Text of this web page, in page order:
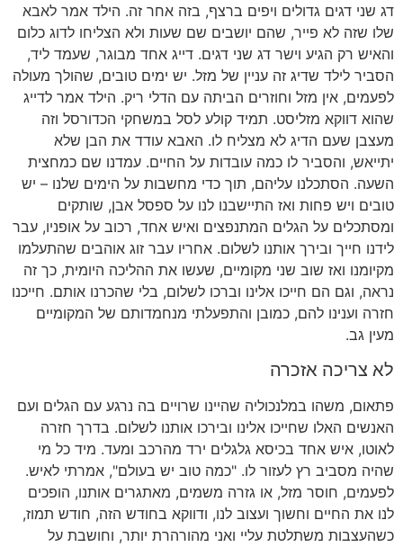
דג שני דגים גדולים ויפים ברצף, בזה אחר זה. הילד אמר לאבא
שלו שזה לא פייר, שהם יושבים שם שעות ולא הצליחו לדוג כלום
והאיש רק הגיע וישר דג שני דגים. דייג אחד מבוגר, שעמד ליד,
הסביר לילד שדיג זה עניין של מזל. יש ימים טובים, שהולך מעולה
לפעמים, אין מזל וחוזרים הביתה עם הדלי ריק. הילד אמר לדייג
שהוא דווקא מזליסט. תמיד קולע לסל במשחקי הכדורסל וזה
מעצבן שעם הדיג לא מצליח לו. האבא עודד את הבן שלא
יתייאש, והסביר לו כמה עובדות על החיים. עמדנו שם כמחצית
השעה. הסתכלנו עליהם, תוך כדי מחשבות על הימים שלנו – יש
טובים ויש פחות ואז התיישבנו לנו על ספסל אבן, שותקים
ומסתכלים על הגלים המתנפצים ואיש אחד, רכוב על אופניו, עבר
לידנו חייך ובירך אותנו לשלום. אחריו עבר זוג אוהבים שהתעלמו
מקיומנו ואז שוב שני מקומיים, שעשו את ההליכה היומית, כך זה
נראה, וגם הם חייכו אלינו וברכו לשלום, בלי שהכרנו אותם. חייכנו
חזרה וענינו להם, כמובן והתפעלתי מנחמדותם של המקומיים
מעין גב.
לא צריכה אזכרה
פתאום, משהו במלנכוליה שהיינו שרויים בה נרגע עם הגלים ועם
האנשים האלו שחייכו אלינו ובירכו אותנו לשלום. בדרך חזרה
לאוטו, איש אחד בכיסא גלגלים ירד מהרכב ומעד. מיד כל מי
שהיה מסביב רץ לעזור לו. "כמה טוב יש בעולם", אמרתי לאיש.
לפעמים, חוסר מזל, או גזרה משמים, מאתגרים אותנו, הופכים
לנו את החיים וחשוך ועצוב לנו, ודווקא בחודש הזה, חודש תמוז,
כשהעצבות משתלטת עליי ואני מהורהרת יותר, וחושבת על